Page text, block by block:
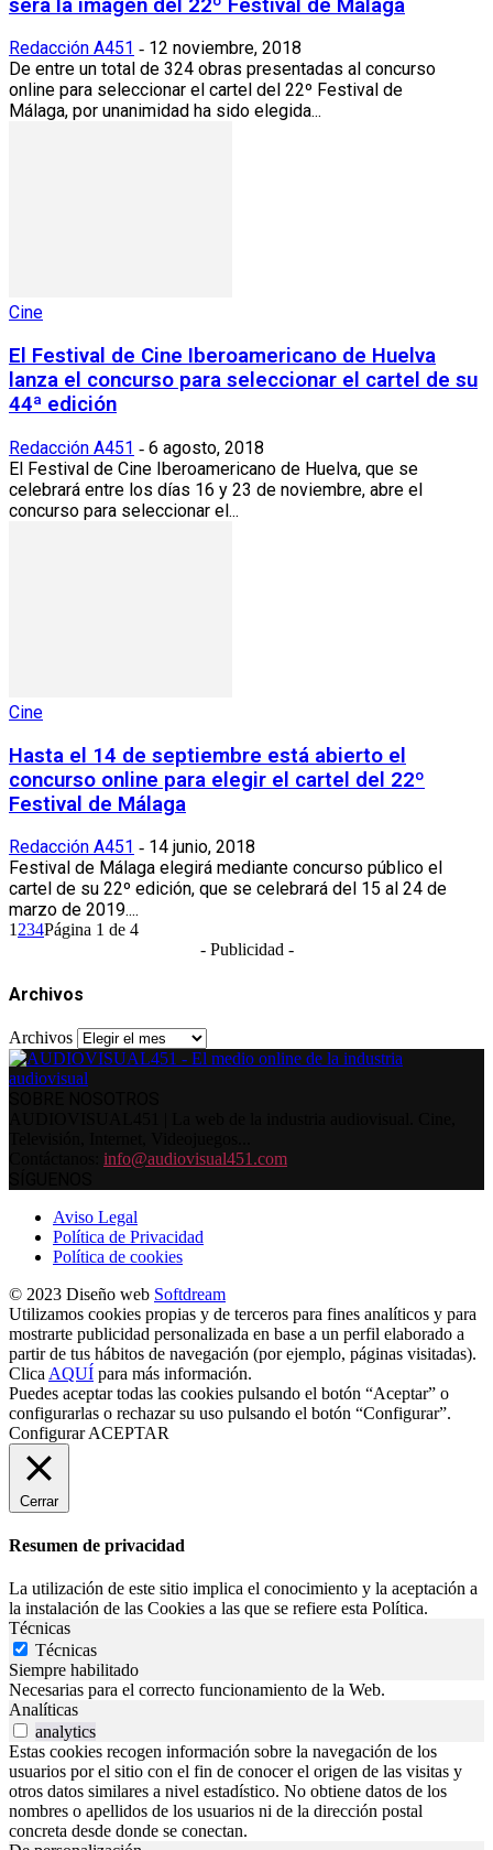
será la imagen del 22º Festival de Málaga
Redacción A451 - 12 noviembre, 2018
De entre un total de 324 obras presentadas al concurso
online para seleccionar el cartel del 22º Festival de
Málaga, por unanimidad ha sido elegida...
Cine
El Festival de Cine Iberoamericano de Huelva
lanza el concurso para seleccionar el cartel de su
44ª edición
Redacción A451 - 6 agosto, 2018
El Festival de Cine Iberoamericano de Huelva, que se
celebrará entre los días 16 y 23 de noviembre, abre el
concurso para seleccionar el...
Cine
Hasta el 14 de septiembre está abierto el
concurso online para elegir el cartel del 22º
Festival de Málaga
Redacción A451 - 14 junio, 2018
Festival de Málaga elegirá mediante concurso público el
cartel de su 22º edición, que se celebrará del 15 al 24 de
marzo de 2019....
1 234Página 1 de 4
- Publicidad -
Archivos
Archivos
info@audiovisual451.com
Aviso Legal
Política de Privacidad
Política de cookies
© 2023 Diseño web Softdream
Utilizamos cookies propias y de terceros para fines analíticos y para
mostrarte publicidad personalizada en base a un perfil elaborado a
partir de tus hábitos de navegación (por ejemplo, páginas visitadas).
Clica AQUÍ para más información.
Puedes aceptar todas las cookies pulsando el botón “Aceptar” o
configurarlas o rechazar su uso pulsando el botón “Configurar”.
Configurar ACEPTAR
Cerrar
Resumen de privacidad
La utilización de este sitio implica el conocimiento y la aceptación a
la instalación de las Cookies a las que se refiere esta Política.
Técnicas
Técnicas
Siempre habilitado
Necesarias para el correcto funcionamiento de la Web.
Analíticas
analytics
Estas cookies recogen información sobre la navegación de los
usuarios por el sitio con el fin de conocer el origen de las visitas y
otros datos similares a nivel estadístico. No obtiene datos de los
nombres o apellidos de los usuarios ni de la dirección postal
concreta desde donde se conectan.